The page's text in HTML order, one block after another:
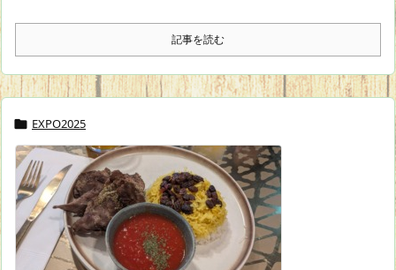
記事を読む
 EXPO2025